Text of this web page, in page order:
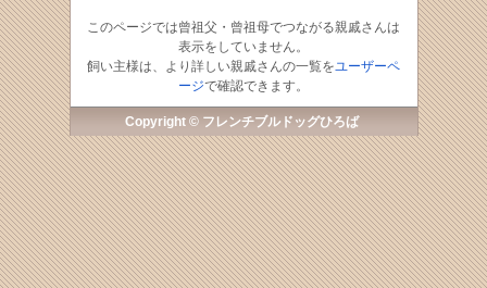
このページでは曾祖父・曾祖母でつながる親戚さんは
表示をしていません。
飼い主様は、より詳しい親戚さんの一覧をユーザーペ
ージで確認できます。
Copyright © フレンチブルドッグひろば